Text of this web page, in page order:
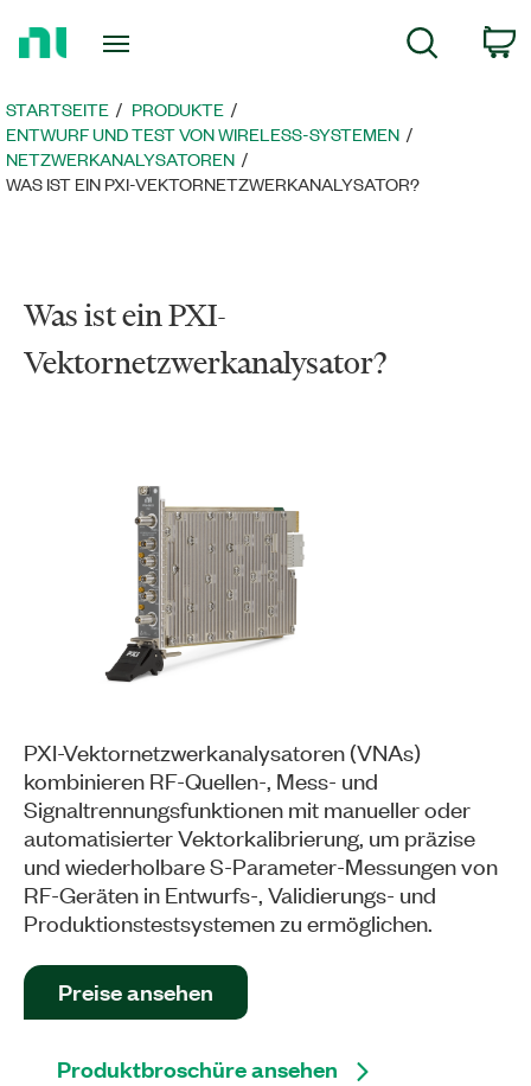
zur
Suche
STARTSEITE
PRODUKTE
ENTWURF UND TEST VON WIRELESS-SYSTEMEN
NETZWERKANALYSATOREN
WAS IST EIN PXI-VEKTORNETZWERKANALYSATOR?
Was ist ein PXI-
Vektornetzwerkanalysator?
PXI-Vektornetzwerkanalysatoren (VNAs)
kombinieren RF-Quellen-, Mess- und
Signaltrennungsfunktionen mit manueller oder
automatisierter Vektorkalibrierung, um präzise
und wiederholbare S-Parameter-Messungen von
RF-Geräten in Entwurfs-, Validierungs- und
Produktionstestsystemen zu ermöglichen.
Preise ansehen
Produktbroschüre ansehen